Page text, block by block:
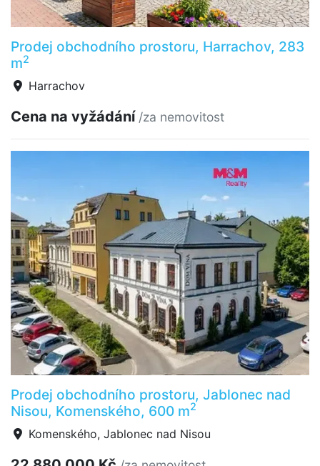
Prodej obchodního prostoru, Harrachov, 283
m2
Harrachov
Cena na vyžádání /za nemovitost
Prodej obchodního prostoru, Jablonec nad
Nisou, Komenského, 600 m2
Komenského, Jablonec nad Nisou